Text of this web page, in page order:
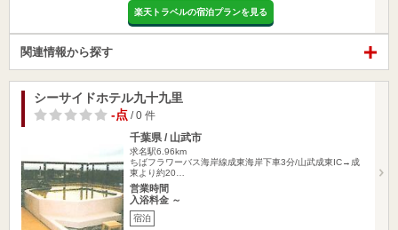
楽天トラベルの宿泊プランを見る
関連情報から探す
シーサイドホテル九十九里
-点 / 0 件
千葉県 / 山武市
求名駅6.96km
ちばフラワーバス海岸線成東海岸下車3分/山武成東IC→成
東より約20…
営業時間
入浴料金 ～
宿泊